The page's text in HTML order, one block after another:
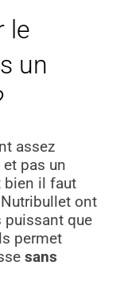
le
un
assez
pas un
bien il faut
ont
puissant que
permet
sans